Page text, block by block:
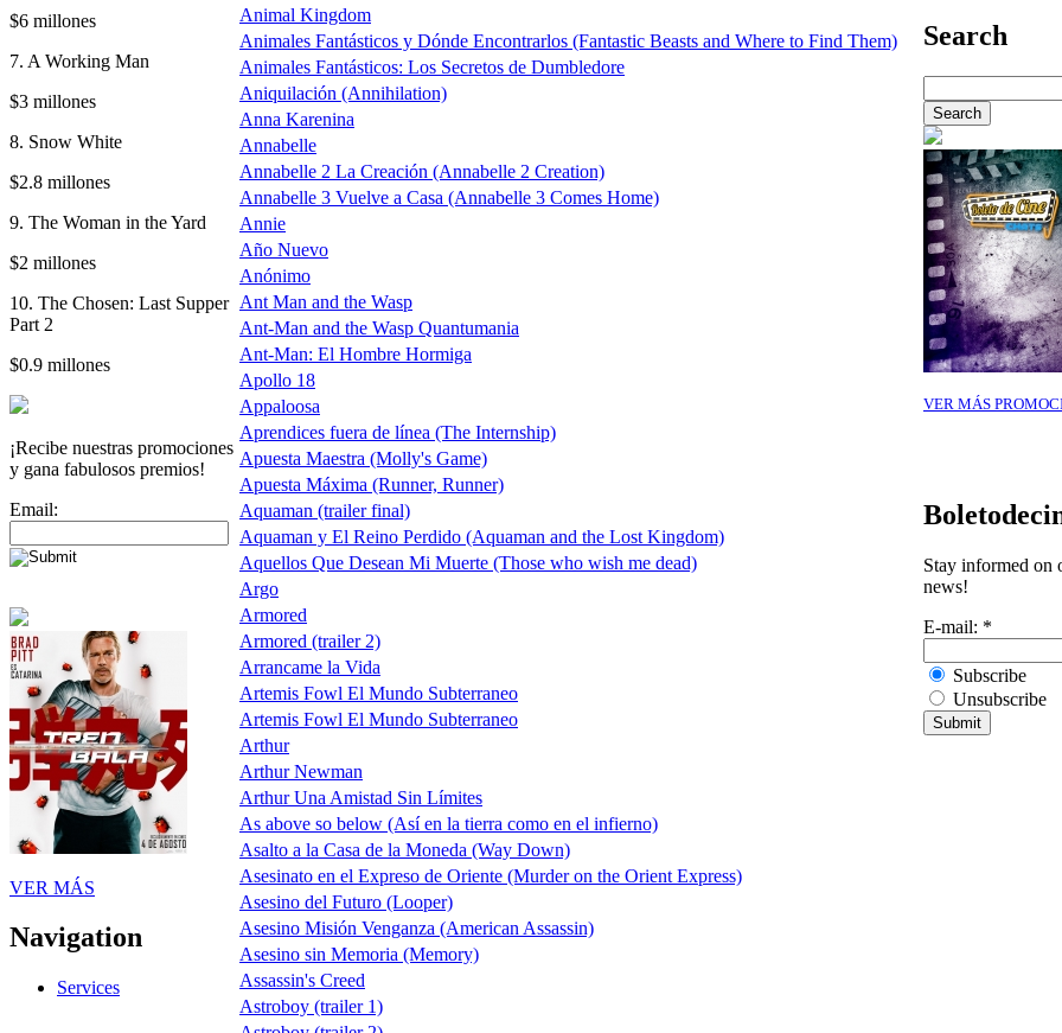
$6 millones
7. A Working Man
$3 millones
8. Snow White
$2.8 millones
9. The Woman in the Yard
$2 millones
10. The Chosen: Last Supper
Part 2
$0.9 millones
¡Recibe nuestras promociones
y gana fabulosos premios!
Email:
VER MÁS
Navigation
Services
Animal Kingdom
Animales Fantásticos y Dónde Encontrarlos (Fantastic Beasts and Where to Find Them)
Animales Fantásticos: Los Secretos de Dumbledore
Aniquilación (Annihilation)
Anna Karenina
Annabelle
Annabelle 2 La Creación (Annabelle 2 Creation)
Annabelle 3 Vuelve a Casa (Annabelle 3 Comes Home)
Annie
Año Nuevo
Anónimo
Ant Man and the Wasp
Ant-Man and the Wasp Quantumania
Ant-Man: El Hombre Hormiga
Apollo 18
Appaloosa
Aprendices fuera de línea (The Internship)
Apuesta Maestra (Molly's Game)
Apuesta Máxima (Runner, Runner)
Aquaman (trailer final)
Aquaman y El Reino Perdido (Aquaman and the Lost Kingdom)
Aquellos Que Desean Mi Muerte (Those who wish me dead)
Argo
Armored
Armored (trailer 2)
Arrancame la Vida
Artemis Fowl El Mundo Subterraneo
Artemis Fowl El Mundo Subterraneo
Arthur
Arthur Newman
Arthur Una Amistad Sin Límites
As above so below (Así en la tierra como en el infierno)
Asalto a la Casa de la Moneda (Way Down)
Asesinato en el Expreso de Oriente (Murder on the Orient Express)
Asesino del Futuro (Looper)
Asesino Misión Venganza (American Assassin)
Asesino sin Memoria (Memory)
Assassin's Creed
Astroboy (trailer 1)
Search
VER MÁS
Stay informed on
news!
E-mail: *
Subscribe
Unsubscribe